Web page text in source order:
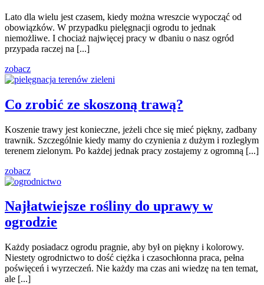
Lato dla wielu jest czasem, kiedy można wreszcie wypocząć od
obowiązków. W przypadku pielęgnacji ogrodu to jednak
niemożliwe. I chociaż najwięcej pracy w dbaniu o nasz ogród
przypada raczej na [...]
zobacz
Co zrobić ze skoszoną trawą?
Koszenie trawy jest konieczne, jeżeli chce się mieć piękny, zadbany
trawnik. Szczególnie kiedy mamy do czynienia z dużym i rozległym
terenem zielonym. Po każdej jednak pracy zostajemy z ogromną [...]
zobacz
Najłatwiejsze rośliny do uprawy w
ogrodzie
Każdy posiadacz ogrodu pragnie, aby był on piękny i kolorowy.
Niestety ogrodnictwo to dość ciężka i czasochłonna praca, pełna
poświęceń i wyrzeczeń. Nie każdy ma czas ani wiedzę na ten temat,
ale [...]